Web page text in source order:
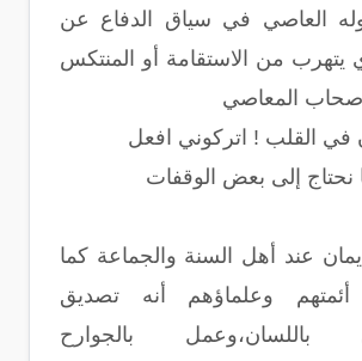
العاصي في سياق الدفاع عن
يتهرب من الاستقامة أو المنتكس
المعاصي
في القلب ! اتركوني افعل
نحتاج إلى بعض الوقفات
عند أهل السنة والجماعة كما
أئمتهم وعلماؤهم أنه تصديق
باللسان،وعمل بالجوارح